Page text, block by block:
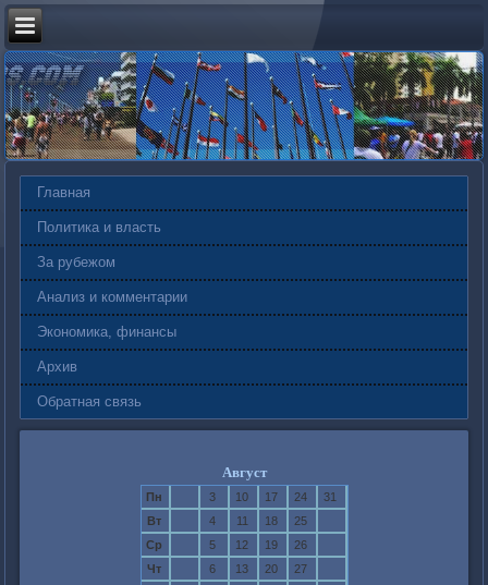
Главная
Политика и власть
За рубежом
Анализ и комментарии
Экономика, финансы
Архив
Обратная связь
Август
Пн 3 10 17 24
31
Вт
4 11 18
25
Ср
5 12 19
26
Чт
6 13 20
27